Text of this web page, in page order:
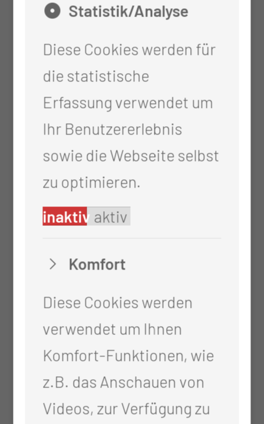
Versorgungsaktivitäten (z.B.
Zubereiten von Mahlzeiten,
kochen, backen)
Therapeutische
Kooperationsmöglichkeiten bei
vorhandener
Heilmittelverordnung:
Physiotherapie
Ergotherapie
Logopädie
Statistik/Analyse
Diese Cookies werden für
die statistische
Erfassung verwendet um
Ihr Benutzererlebnis
sowie die Webseite selbst
zu optimieren.
inaktiv aktiv
Komfort
Diese Cookies werden
verwendet um Ihnen
Komfort-Funktionen, wie
z.B. das Anschauen von
Videos, zur Verfügung zu